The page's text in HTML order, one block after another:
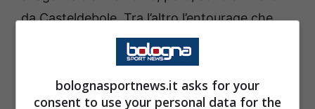
da Casteldebole. Tra l’altro l’entourage che
cura il talentino azzurro (Lucci) è lo stesso
dei rossoblù Raimondo e Pyyhtia nonché
degli ex Calafiori e Cocchi.
bolognasportnews.it asks for your
consent to use your personal data for the